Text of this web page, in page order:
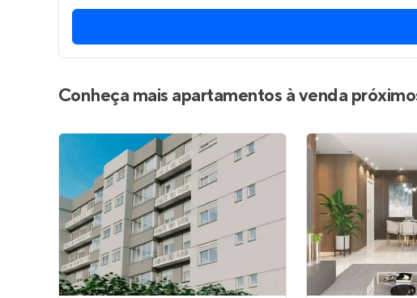
Conheça mais apartamentos à venda